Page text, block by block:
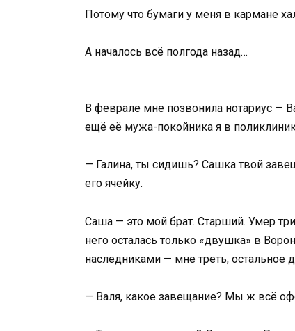
Потому что бумаги у меня в кармане
А началось всё полгода назад…
В феврале мне позвонила нотариус —
ещё её мужа-покойника я в
— Галина, ты сидишь? Сашка твой
его ячейку.
Саша — это мой брат. Старший. Умер
него осталась только «двушка» в
наследниками — мне треть,
— Валя, какое завещание? Мы ж всё